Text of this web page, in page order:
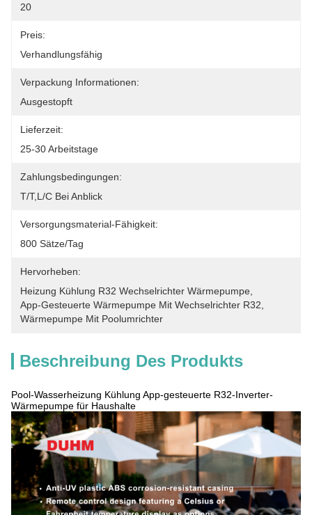
20
Preis:
Verhandlungsfähig
Verpackung Informationen:
Ausgestopft
Lieferzeit:
25-30 Arbeitstage
Zahlungsbedingungen:
T/T,L/C Bei Anblick
Versorgungsmaterial-Fähigkeit:
800 Sätze/Tag
Hervorheben:
Heizung Kühlung R32 Wechselrichter Wärmepumpe
App-Gesteuerte Wärmepumpe Mit Wechselrichter R32
Wärmepumpe Mit Poolumrichter
Beschreibung Des Produkts
Pool-Wasserheizung Kühlung App-gesteuerte R32-Inverter-
Wärmepumpe für Haushalte